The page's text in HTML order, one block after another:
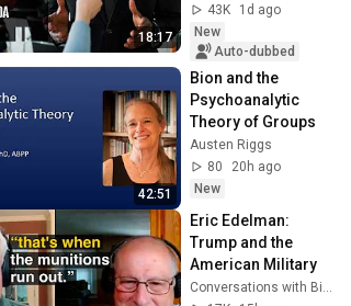
18:17
43K
1d ago
New
Auto-dubbed
42:51
Bion and the
Psychoanalytic
Theory of Groups
Austen Riggs
80
20h ago
New
Eric Edelman:
Trump and the
American Military
Conversations with Bill Kristol